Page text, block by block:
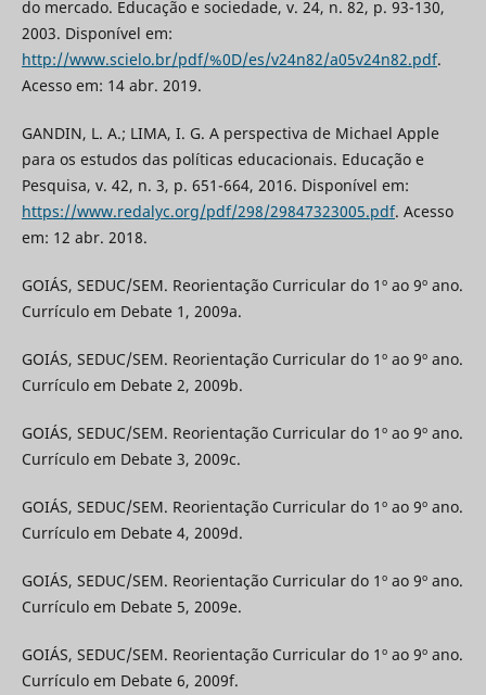
do mercado. Educação e sociedade, v. 24, n. 82, p. 93-130,
2003. Disponível em:
http://www.scielo.br/pdf/%0D/es/v24n82/a05v24n82.pdf.
Acesso em: 14 abr. 2019.
GANDIN, L. A.; LIMA, I. G. A perspectiva de Michael Apple
para os estudos das políticas educacionais. Educação e
Pesquisa, v. 42, n. 3, p. 651-664, 2016. Disponível em:
https://www.redalyc.org/pdf/298/29847323005.pdf. Acesso
em: 12 abr. 2018.
GOIÁS, SEDUC/SEM. Reorientação Curricular do 1º ao 9º ano.
Currículo em Debate 1, 2009a.
GOIÁS, SEDUC/SEM. Reorientação Curricular do 1º ao 9º ano.
Currículo em Debate 2, 2009b.
GOIÁS, SEDUC/SEM. Reorientação Curricular do 1º ao 9º ano.
Currículo em Debate 3, 2009c.
GOIÁS, SEDUC/SEM. Reorientação Curricular do 1º ao 9º ano.
Currículo em Debate 4, 2009d.
GOIÁS, SEDUC/SEM. Reorientação Curricular do 1º ao 9º ano.
Currículo em Debate 5, 2009e.
GOIÁS, SEDUC/SEM. Reorientação Curricular do 1º ao 9º ano.
Currículo em Debate 6, 2009f.